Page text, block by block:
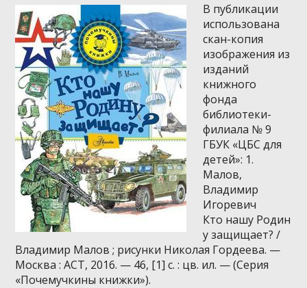
В публикации
использована
скан-копия
изображения из
изданий
книжного
фонда
библиотеки-
филиала № 9
ГБУК «ЦБС для
детей»: 1.
Малов,
Владимир
Игоревич
Кто нашу Родин
у защищает? /
Владимир Малов ; рисунки Николая Гордеева. —
Москва : АСТ, 2016. — 46, [1] с. : цв. ил. — (Серия
«Почемучкины книжки»).